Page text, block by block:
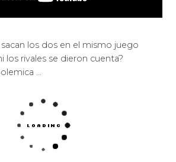
sacan los dos en el mismo juego
los rivales se dieron cuenta?
…